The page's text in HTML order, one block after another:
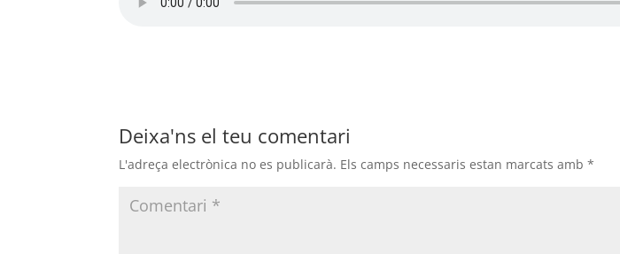
Deixa'ns el teu comentari
L'adreça electrònica no es publicarà. Els camps necessaris estan marcats amb*